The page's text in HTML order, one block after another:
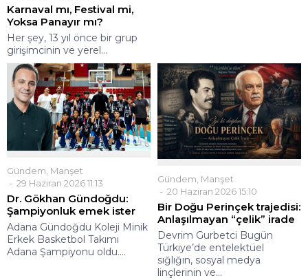
Karnaval mı, Festival mi,
Yoksa Panayır mı?
Her şey, 13 yıl önce bir grup
girişimcinin ve yerel...
Gündem Manşet
29 Haziran 2026 11:13
Dr. Gökhan Gündoğdu:
Şampiyonluk emek ister
Adana Gündoğdu Koleji Minik
Erkek Basketbol Takımı
Adana Şampiyonu oldu....
Gündem, Manşet
20 Haziran 2026 15:10
Bir Doğu Perinçek trajedisi:
Anlaşılmayan “çelik” irade
Devrim Gurbetci Bugün
Türkiye’de entelektüel
sığlığın, sosyal medya
linçlerinin ve...